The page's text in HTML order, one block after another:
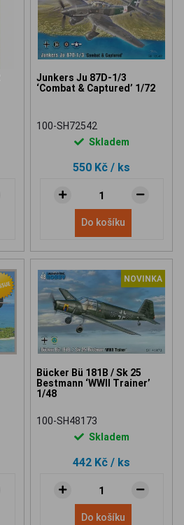
Junkers Ju 87D-1/3
‘Combat & Captured’ 1/72
100-SH72542
Skladem
550 Kč / ks
Do košíku
NOVINKA
Bücker Bü 181B / Sk 25
Bestmann ‘WWII Trainer’
1/48
100-SH48173
Skladem
442 Kč / ks
Do košíku